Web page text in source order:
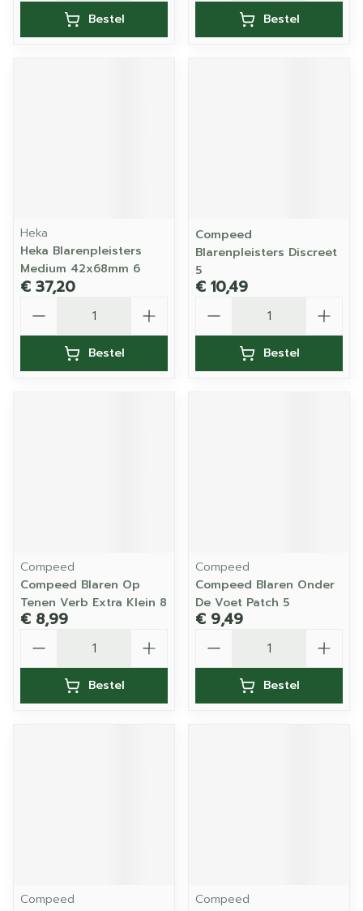
Bestel Bestel
Heka
Heka Blarenpleisters
Medium 42x68mm 6
€ 37,20
Bestel
Compeed
Blarenpleisters Discreet
5
€ 10,49
Bestel
Compeed
Compeed Blaren Op
Tenen Verb Extra Klein 8
€ 8,99
Bestel
Compeed
Compeed Blaren Onder
De Voet Patch 5
€ 9,49
Bestel
Compeed
Compeed